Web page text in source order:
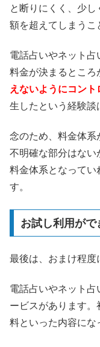
と断りにくく、少
額を超えてしまうこ
電話占いやネット占
料金が決まるところ
えないようにコント
生したという経験談
念のため、料金体系
不明確な部分はない
料金体系となってい
す。
お試し利用がで
最後は、おまけ程度
電話占いやネット
ービスがあります
料といった内容にな